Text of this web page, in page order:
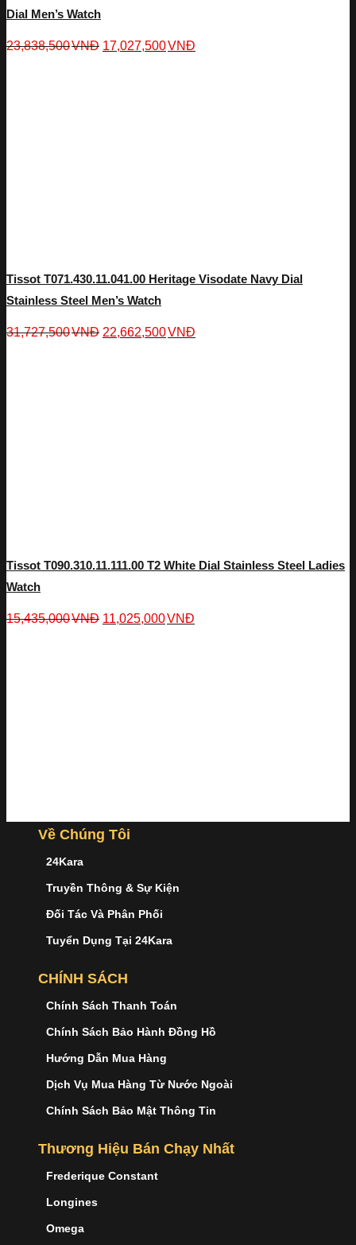
Dial Men’s Watch
23,838,500VNĐ 17,027,500VNĐ
Tissot T071.430.11.041.00 Heritage Visodate Navy Dial
Stainless Steel Men’s Watch
31,727,500VNĐ 22,662,500VNĐ
Tissot T090.310.11.111.00 T2 White Dial Stainless Steel Ladies
Watch
15,435,000VNĐ 11,025,000VNĐ
Về Chúng Tôi
24Kara
Truyền Thông & Sự Kiện
Đối Tác Và Phân Phối
Tuyển Dụng Tại 24Kara
CHÍNH SÁCH
Chính Sách Thanh Toán
Chính Sách Bảo Hành Đồng Hồ
Hướng Dẫn Mua Hàng
Dịch Vụ Mua Hàng Từ Nước Ngoài
Chính Sách Bảo Mật Thông Tin
Thương Hiệu Bán Chạy Nhất
Frederique Constant
Longines
Omega